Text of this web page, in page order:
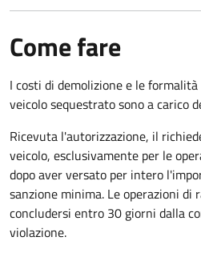
Come fare
I costi di demolizione e le
veicolo sequestrato sono a carico
Ricevuta l'autorizzazione, il
veicolo, esclusivamente per le
dopo aver versato per intero
sanzione minima. Le operazioni di
concludersi entro 30 giorni dalla
violazione.